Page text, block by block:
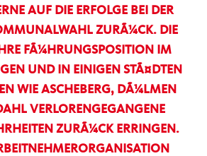
AUF DIE ERFOLGE BEI DER
ZURÃ¼CK. DIE
FÃ¼HRUNGSPOSITION IM
UND IN EINIGEN STÃ¤DTEN
WIE ASCHEBERG, DÃ¼LMEN
VERLORENGEGANGENE
ZURÃ¼CK ERRINGEN.